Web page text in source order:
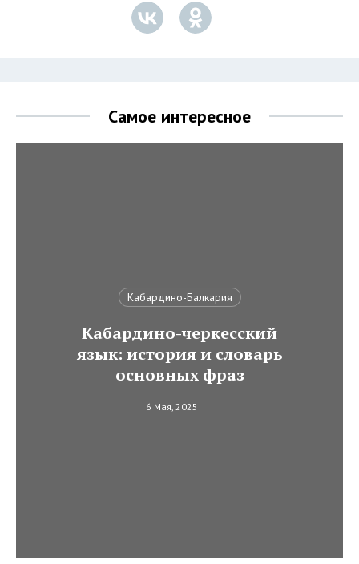
Самое интересное
Кабардино-Балкария
Кабардино-черкесский
язык: история и словарь
основных фраз
6 Мая, 2025